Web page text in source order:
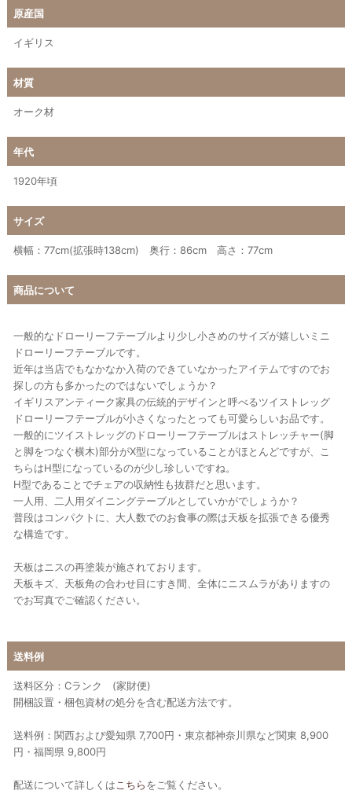
原産国
イギリス
材質
オーク材
年代
1920年頃
サイズ
横幅：77cm(拡張時138cm) 奥行：86cm 高さ：77cm
商品について
一般的なドローリーフテーブルより少し小さめのサイズが嬉しいミニ
ドローリーフテーブルです。
近年は当店でもなかなか入荷のできていなかったアイテムですのでお
探しの方も多かったのではないでしょうか？
イギリスアンティーク家具の伝統的デザインと呼べるツイストレッグ
ドローリーフテーブルが小さくなったとっても可愛らしいお品です。
一般的にツイストレッグのドローリーフテーブルはストレッチャー(脚
と脚をつなぐ横木)部分がX型になっていることがほとんどですが、こ
ちらはH型になっているのが少し珍しいですね。
H型であることでチェアの収納性も抜群だと思います。
一人用、二人用ダイニングテーブルとしていかがでしょうか？
普段はコンパクトに、大人数でのお食事の際は天板を拡張できる優秀
な構造です。
天板はニスの再塗装が施されております。
天板キズ、天板角の合わせ目にすき間、全体にニスムラがありますの
でお写真でご確認ください。
送料例
送料区分：Cランク (家財便)
開梱設置・梱包資材の処分を含む配送方法です。
送料例：関西および愛知県 7,700円・東京都神奈川県など関東 8,900
円・福岡県 9,800円
配送について詳しくは こちらをご覧ください。